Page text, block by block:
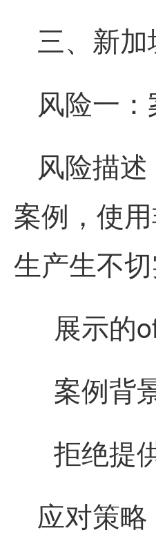
三、新
风险一
风险描
案例，使
生产生不
展示的
案例背
拒绝提
应对策略